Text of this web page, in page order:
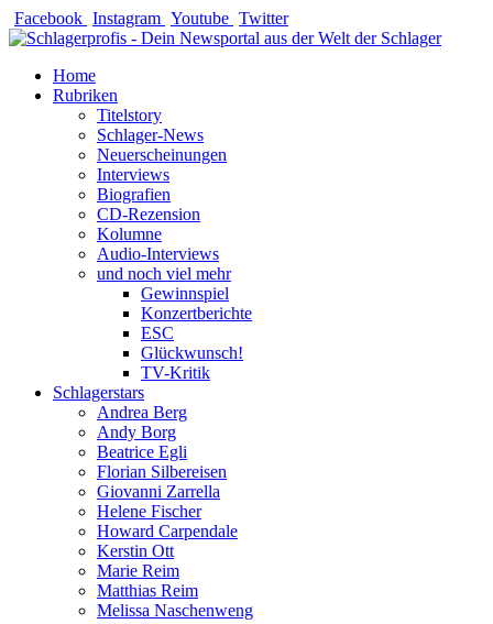
Zum
Inhalt
Facebook Instagram Youtube Twitter
Home
Rubriken
Titelstory
Schlager-News
Neuerscheinungen
Interviews
Biografien
CD-Rezension
Kolumne
Audio-Interviews
und noch viel mehr
Gewinnspiel
Konzertberichte
ESC
Glückwunsch!
TV-Kritik
Schlagerstars
Andrea Berg
Andy Borg
Beatrice Egli
Florian Silbereisen
Giovanni Zarrella
Helene Fischer
Howard Carpendale
Kerstin Ott
Marie Reim
Matthias Reim
Melissa Naschenweng